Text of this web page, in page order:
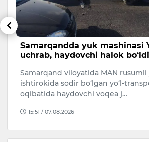
Samarqandda yuk mashinasi
uchrab, haydovchi halok bo‘ldi
Samarqand viloyatida MAN rusumli
ishtirokida sodir bo‘lgan yo‘l-
oqibatida haydovchi voqea j…
15:51 / 07.08.2026